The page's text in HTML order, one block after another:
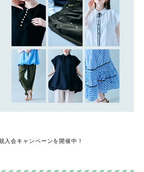
入会キャンペーンを開催中！